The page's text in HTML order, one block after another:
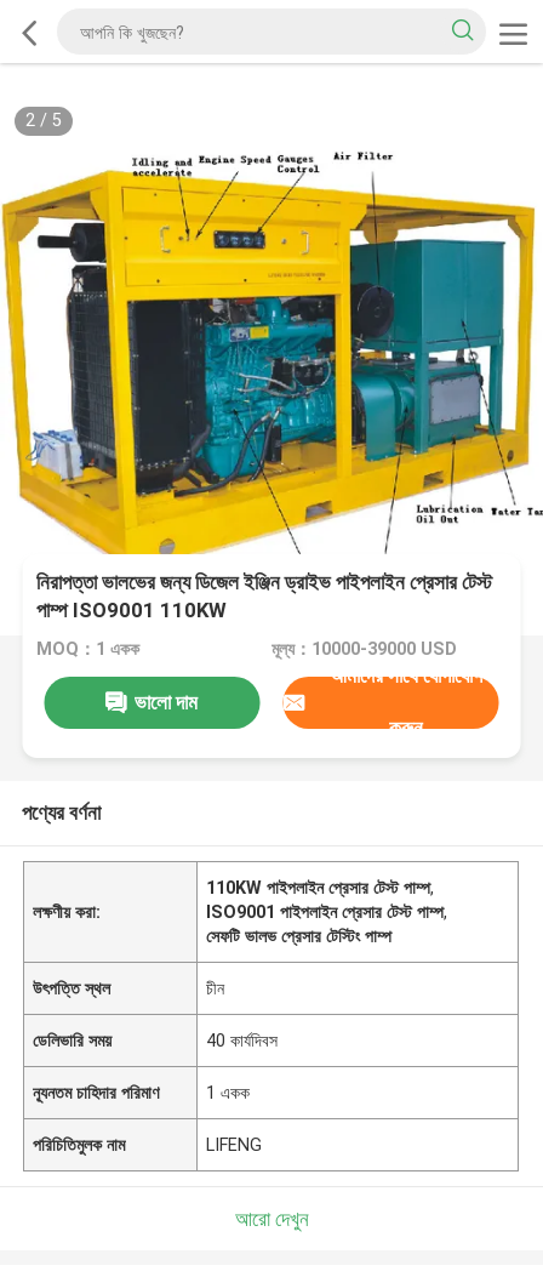
2/ 5
নিরাপত্তা ভালভের জন্য ডিজেল ইঞ্জিন ড্রাইভ পাইপলাইন প্রেসার টেস্ট
পাম্প ISO9001 110KW
MOQ：1 একক মূল্য：10000-39000 USD
ভালো দাম
আমাদের সাথে যোগাযোগ
করুন
পণ্যের বর্ণনা
লক্ষণীয় করা:
110KW পাইপলাইন প্রেসার টেস্ট পাম্প,
ISO9001 পাইপলাইন প্রেসার টেস্ট পাম্প,
সেফটি ভালভ প্রেসার টেস্টিং পাম্প
উৎপত্তি স্থল চীন
ডেলিভারি সময় 40 কার্যদিবস
ন্যূনতম চাহিদার পরিমাণ 1 একক
পরিচিতিমুলক নাম LIFENG
আরো দেখুন